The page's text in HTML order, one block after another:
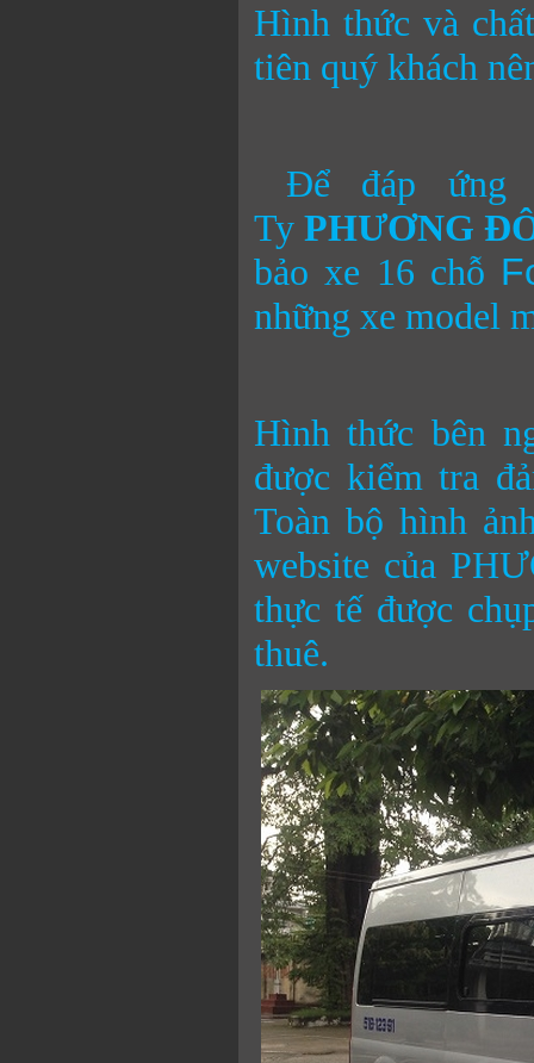
Hình thức và
tiên quý khách
Để đáp ứng
Ty PHƯƠNG
bảo xe 16 chỗ
những xe model
Hình thức bên
được kiểm tra
Toàn bộ hình
website của
thực tế được
thuê.